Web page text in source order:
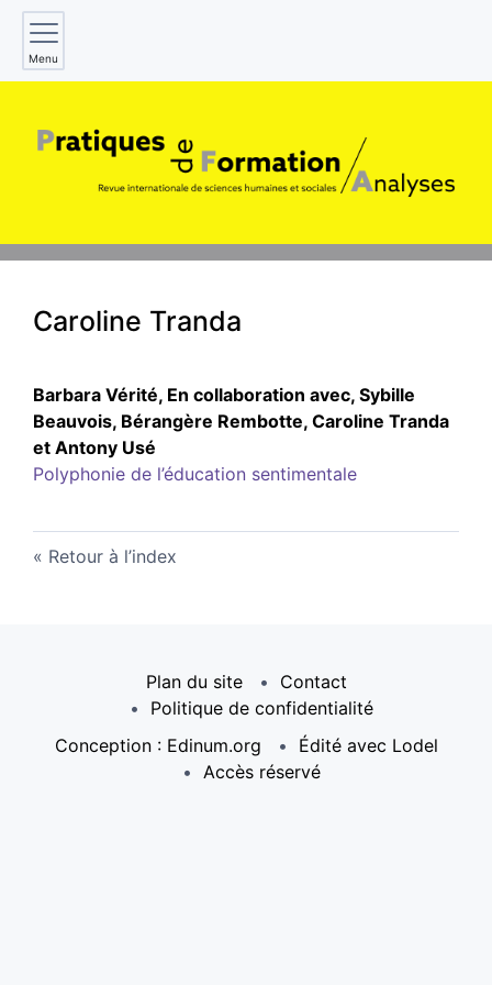
Menu
Caroline Tranda
Barbara Vérité, En collaboration avec, Sybille
Beauvois, Bérangère Rembotte, Caroline Tranda
et Antony Usé
Polyphonie de l’éducation sentimentale
Retour à l’index
Plan du site
Contact
Politique de confidentialité
Conception : Edinum.org
Édité avec Lodel
Accès réservé